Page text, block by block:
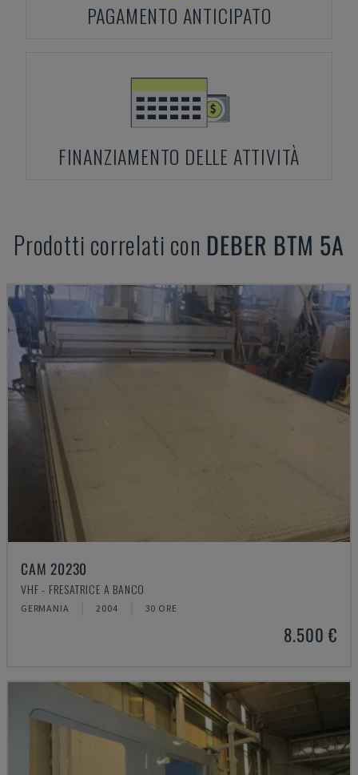
PAGAMENTO ANTICIPATO
FINANZIAMENTO DELLE ATTIVITÀ
Prodotti correlati con DEBER BTM 5A
CAM 20230
VHF - FRESATRICE A BANCO
GERMANIA 2004 30 ORE
8.500 €